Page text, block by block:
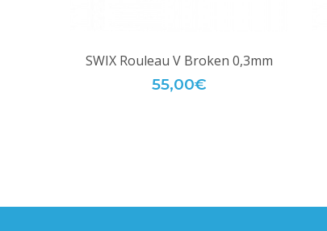
SWIX Rouleau V Broken 0,3mm
55,00€